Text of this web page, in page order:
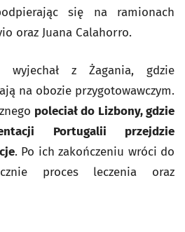
się na ramionach
oraz Juana Calahorro.
wyjechał z Żagania, gdzie
na obozie przygotowawczym.
poleciał do Lizbony, gdzie
Portugalii przejdzie
. Po ich zakończeniu wróci do
proces leczenia oraz